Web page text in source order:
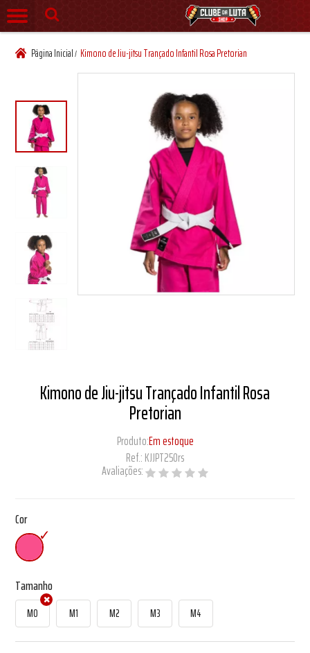
Página Inicial/ Kimono de Jiu-jitsu Trançado Infantil Rosa Pretorian
Kimono de Jiu-jitsu Trançado Infantil Rosa
Pretorian
Produto:Em estoque
Ref.:KJJPT250rs
Avaliações:
Cor
Tamanho
M0 M1 M2 M3 M4